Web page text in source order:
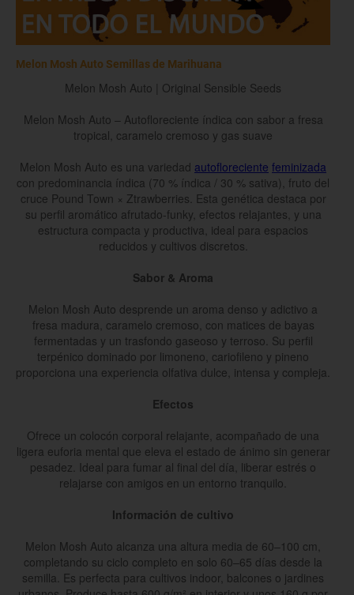
Melon Mosh Auto Semillas de Marihuana
Melon Mosh Auto | Original Sensible Seeds
Melon Mosh Auto – Autofloreciente índica con sabor a fresa
tropical, caramelo cremoso y gas suave
Melon Mosh Auto es una variedad autofloreciente feminizada
con predominancia índica (70 % índica / 30 % sativa), fruto del
cruce Pound Town × Ztrawberries. Esta genética destaca por
su perfil aromático afrutado-funky, efectos relajantes, y una
estructura compacta y productiva, ideal para espacios
reducidos y cultivos discretos.
Sabor & Aroma
Melon Mosh Auto desprende un aroma denso y adictivo a
fresa madura, caramelo cremoso, con matices de bayas
fermentadas y un trasfondo gaseoso y terroso. Su perfil
terpénico dominado por limoneno, cariofileno y pineno
proporciona una experiencia olfativa dulce, intensa y compleja.
Efectos
Ofrece un colocón corporal relajante, acompañado de una
ligera euforia mental que eleva el estado de ánimo sin generar
pesadez. Ideal para fumar al final del día, liberar estrés o
relajarse con amigos en un entorno tranquilo.
Información de cultivo
Melon Mosh Auto alcanza una altura media de 60–100 cm,
completando su ciclo completo en solo 60–65 días desde la
semilla. Es perfecta para cultivos indoor, balcones o jardines